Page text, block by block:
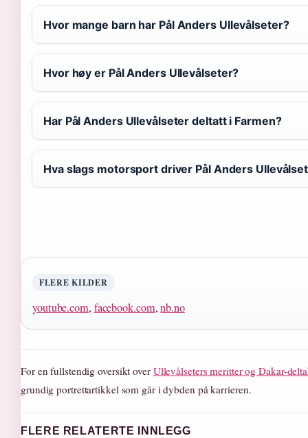
Hvor mange barn har Pål Anders Ullevålseter?
Hvor høy er Pål Anders Ullevålseter?
Har Pål Anders Ullevålseter deltatt i Farmen?
Hva slags motorsport driver Pål Anders
FLERE KILDER
youtube.com, facebook.com,nb.no
For en fullstendig oversikt over Ullevålseters meritter og Dakar-
grundig portrettartikkel som går i dybden på karrieren.
FLERE RELATERTE INNLEGG